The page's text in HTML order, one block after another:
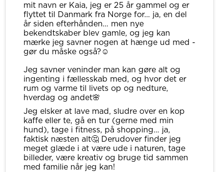
mit navn er Kaia, jeg er 25 år gammel og er
flyttet til Danmark fra Norge for… ja, en del
år siden efterhånden… men nye
bekendtskaber blev gamle, og jeg kan
mærke jeg savner nogen at hænge ud med -
gør du måske også?☺️
Jeg savner veninder man kan gøre alt og
ingenting i fællesskab med, og hvor det er
rum og varme til livets op og nedture,
hverdag og andet🌸
Jeg elsker at lave mad, sludre over en kop
kaffe eller te, gå en tur (gerne med min
hund), tage i fitness, på shopping… ja,
faktisk næsten alt🤔 Derudover finder jeg
meget glæde i at være ude i naturen, tage
billeder, være kreativ og bruge tid sammen
med familie når jeg kan!